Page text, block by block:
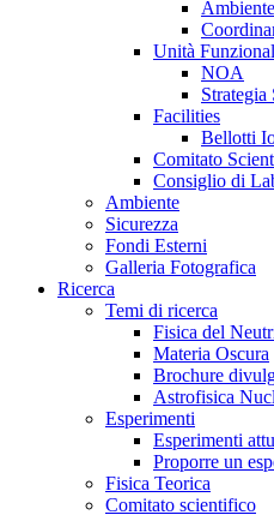
Ambiente
Unità
NOA
Strategia
Facilities
Bellotti
Comitato
Consiglio di
Ambiente
Sicurezza
Fondi Esterni
Galleria Fotografica
Ricerca
Temi di ricerca
Fisica del
Materia Oscura
Brochure
Astrofisica
Esperimenti
Esperimenti
Proporre un
Fisica Teorica
Comitato scientifico